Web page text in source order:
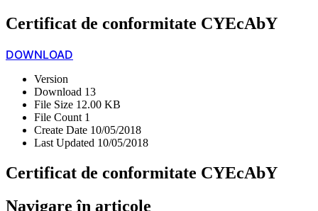
Certificat de conformitate CYEcAbY
DOWNLOAD
Version
Download 13
File Size 12.00 KB
File Count 1
Create Date 10/05/2018
Last Updated 10/05/2018
Certificat de conformitate CYEcAbY
Navigare în articole